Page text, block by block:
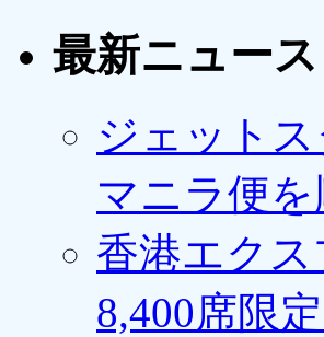
最新ニュース
ジェット
マニラ便
香港エク
8,400席限